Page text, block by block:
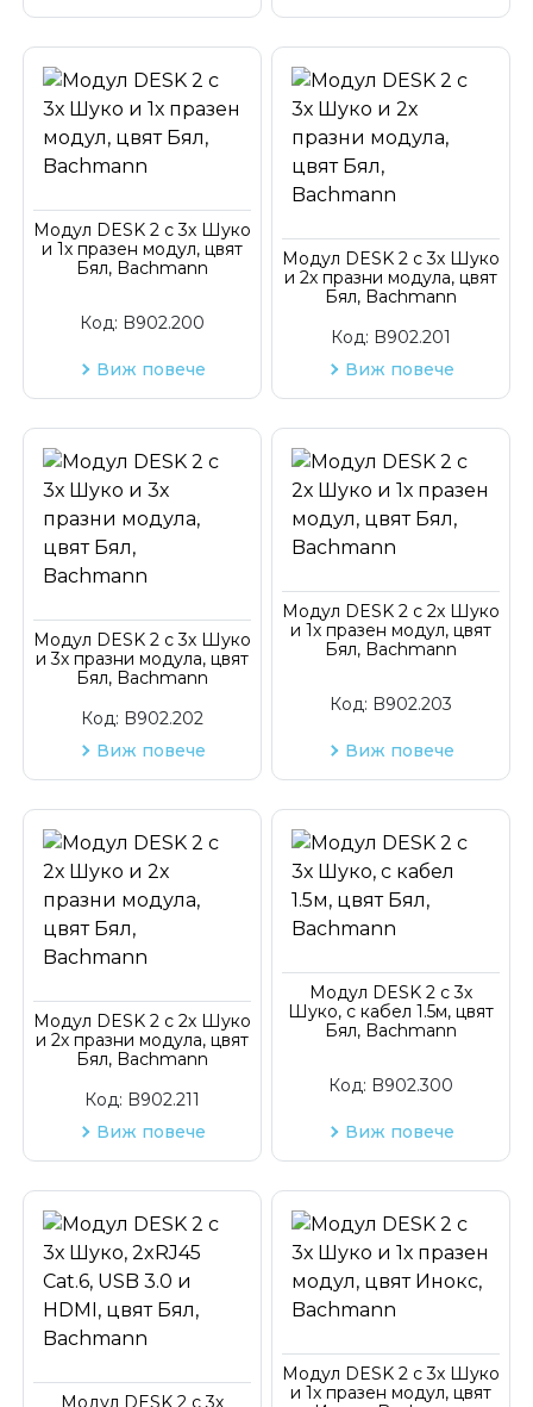
Модул DESK 2 с 3х Шуко
и 1х празен модул, цвят
Бял, Bachmann
Код: B902.200
Виж повече
Модул DESK 2 с 3х Шуко
и 2х празни модула, цвят
Бял, Bachmann
Код: B902.201
Виж повече
Модул DESK 2 с 3х Шуко
и 3х празни модула, цвят
Бял, Bachmann
Код: B902.202
Виж повече
Модул DESK 2 с 2х Шуко
и 1х празен модул, цвят
Бял, Bachmann
Код: B902.203
Виж повече
Модул DESK 2 с 2х Шуко
и 2х празни модула, цвят
Бял, Bachmann
Код: B902.211
Виж повече
Модул DESK 2 с 3х
Шуко, с кабел 1.5м, цвят
Бял, Bachmann
Код: B902.300
Виж повече
Модул DESK 2 с 3х
Модул DESK 2 с 3х Шуко
и 1х празен модул, цвят